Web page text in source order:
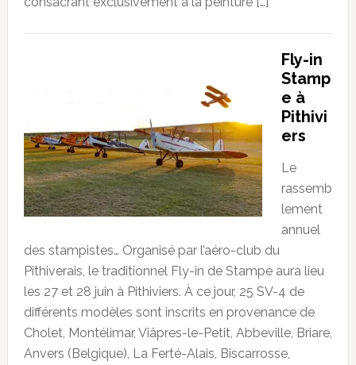
Fly-in
Stamp
e à
Pithivi
ers
Le
rassemb
lement
annuel
des stampistes… Organisé par l’aéro-club du
Pithiverais, le traditionnel Fly-in de Stampe aura lieu
les 27 et 28 juin à Pithiviers. À ce jour, 25 SV-4 de
différents modèles sont inscrits en provenance de
Cholet, Montélimar, Viâpres-le-Petit, Abbeville, Briare,
Anvers (Belgique), La Ferté-Alais, Biscarrosse,